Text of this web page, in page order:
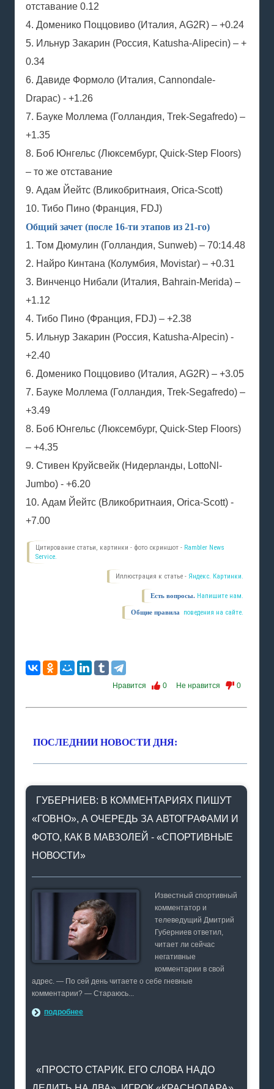
отставание 0.12
4. Доменико Поццовиво (Италия, AG2R) – +0.24
5. Ильнур Закарин (Россия, Katusha-Alipecin) – +
0.34
6. Давиде Формоло (Италия, Cannondale-
Drapac) - +1.26
7. Бауке Моллема (Голландия, Trek-Segafredo) –
+1.35
8. Боб Юнгельс (Люксембург, Quick-Step Floors)
– то же отставание
9. Адам Йейтс (Вликобритнаия, Orica-Scott)
10. Тибо Пино (Франция, FDJ)
Общий зачет (после 16-ти этапов из 21-го)
1. Том Дюмулин (Голландия, Sunweb) – 70:14.48
2. Найро Кинтана (Колумбия, Movistar) – +0.31
3. Винченцо Нибали (Италия, Bahrain-Merida) –
+1.12
4. Тибо Пино (Франция, FDJ) – +2.38
5. Ильнур Закарин (Россия, Katusha-Alpecin) -
+2.40
6. Доменико Поццовиво (Италия, AG2R) – +3.05
7. Бауке Моллема (Голландия, Trek-Segafredo) –
+3.49
8. Боб Юнгельс (Люксембург, Quick-Step Floors)
– +4.35
9. Стивен Круйсвейк (Нидерланды, LottoNl-
Jumbo) - +6.20
10. Адам Йейтс (Вликобритнаия, Orica-Scott) -
+7.00
Цитирование статьи, картинки - фото скриншот - Rambler News
Service.
Иллюстрация к статье - Яндекс. Картинки.
Есть вопросы. Напишите нам.
Общие правила поведения на сайте.
Нравится 0 Не нравится 0
ПОСЛЕДНИИ НОВОСТИ ДНЯ:
ГУБЕРНИЕВ: В КОММЕНТАРИЯХ ПИШУТ
«ГОВНО», А ОЧЕРЕДЬ ЗА АВТОГРАФАМИ И
ФОТО, КАК В МАВЗОЛЕЙ - «СПОРТИВНЫЕ
НОВОСТИ»
Известный спортивный
комментатор и
телеведущий Дмитрий
Губерниев ответил,
читает ли сейчас
негативные
комментарии в свой
адрес. — По сей день читаете о себе гневные
комментарии? — Стараюсь...
подробнее
«ПРОСТО СТАРИК. ЕГО СЛОВА НАДО